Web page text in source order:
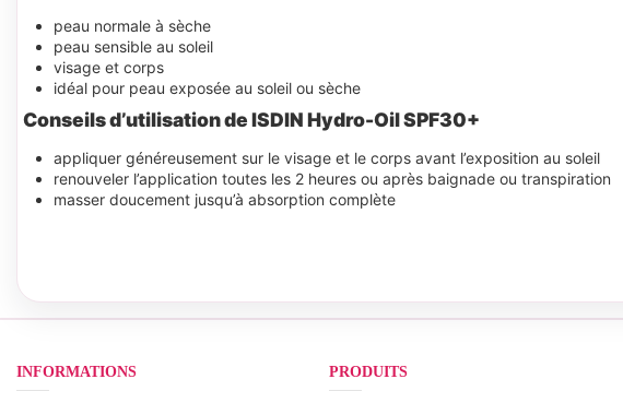
peau normale à sèche
peau sensible au soleil
visage et corps
idéal pour peau exposée au soleil ou sèche
Conseils d’utilisation de ISDIN Hydro-Oil SPF30+
appliquer généreusement sur le visage et le corps avant l’exposition au soleil
renouveler l’application toutes les 2 heures ou après baignade ou transpiration
masser doucement jusqu’à absorption complète
INFORMATIONS PRODUITS